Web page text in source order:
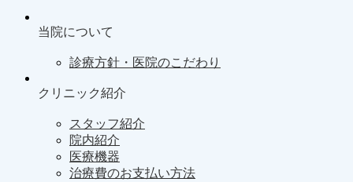
当院について
診療方針・医院のこだわり
クリニック紹介
スタッフ紹介
院内紹介
医療機器
治療費のお支払い方法